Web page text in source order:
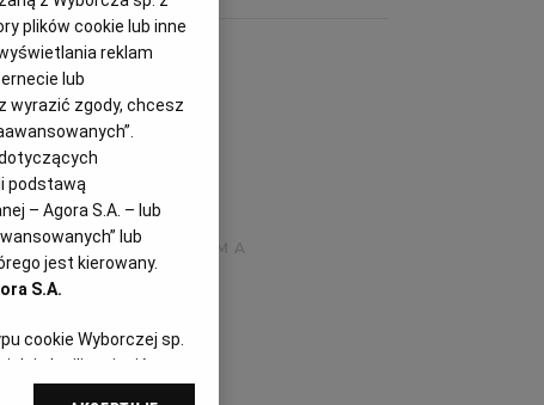
plików cookie lub inne
reklam
lub
wyrazić zgody, chcesz
podstawą
– Agora S.A. – lub
lub
jest kierowany.
S.A.
cookie Wyborczej sp.
chwili zmienić
dot.